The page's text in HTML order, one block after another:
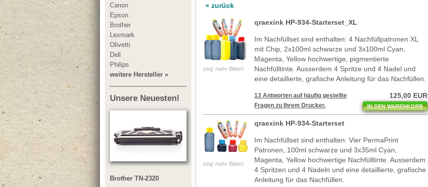
Canon
Epson
Brother
Lexmark
Olivetti
Dell
Philips
weitere Hersteller »
Unsere Neuesten!
Brother TN-2320
« zurück
zeig' mehr Bilder!
qraexink HP-934-Starterset_XL
Im Nachfüllset sind enthalten: 4 Nachfüllpatronen XL
mit Chip, 2x100ml schwarze und 3x100ml Cyan,
Magenta, Yellow hochwertige, pigmentierte
Nachfülltinte. Ausserdem 4 Spritze und 4 Nadel und
eine detaillierte, grafische Anleitung für das Nachfüllen.
13 Antworten auf häufig gestellte
Fragen zu Ihrem Drucker.
125,00 EUR
IN DEN WARENKORB
zeig' mehr Bilder!
qraexink HP-934-Starterset
Im Nachfüllset sind enthalten: Vier PermaPrint
Patronen, 100ml schwarze und 3x35ml Cyan,
Magenta, Yellow hochwertige Nachfülltinte. Ausserdem
4 Spritzen und 4 Nadeln und eine detaillierte, grafische
Anleitung für das Nachfüllen.